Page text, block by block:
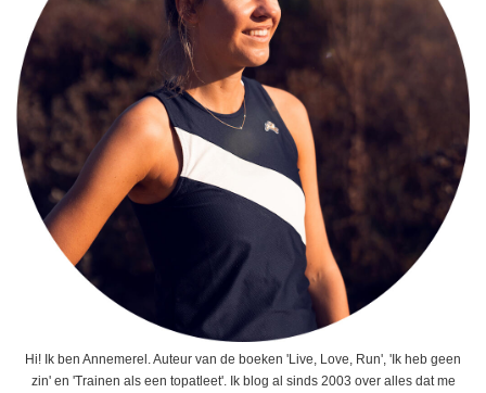
Hi! Ik ben Annemerel. Auteur van de boeken 'Live, Love, Run', 'Ik heb geen
zin' en 'Trainen als een topatleet'. Ik blog al sinds 2003 over alles dat me